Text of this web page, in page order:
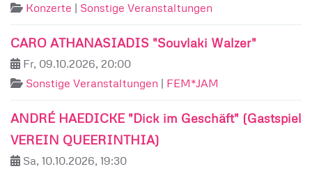
Konzerte | Sonstige Veranstaltungen
CARO ATHANASIADIS "Souvlaki Walzer"
Fr, 09.10.2026, 20:00
Sonstige Veranstaltungen | FEM*JAM
ANDRÉ HAEDICKE "Dick im Geschäft" (Gastspiel
VEREIN QUEERINTHIA)
Sa, 10.10.2026, 19:30